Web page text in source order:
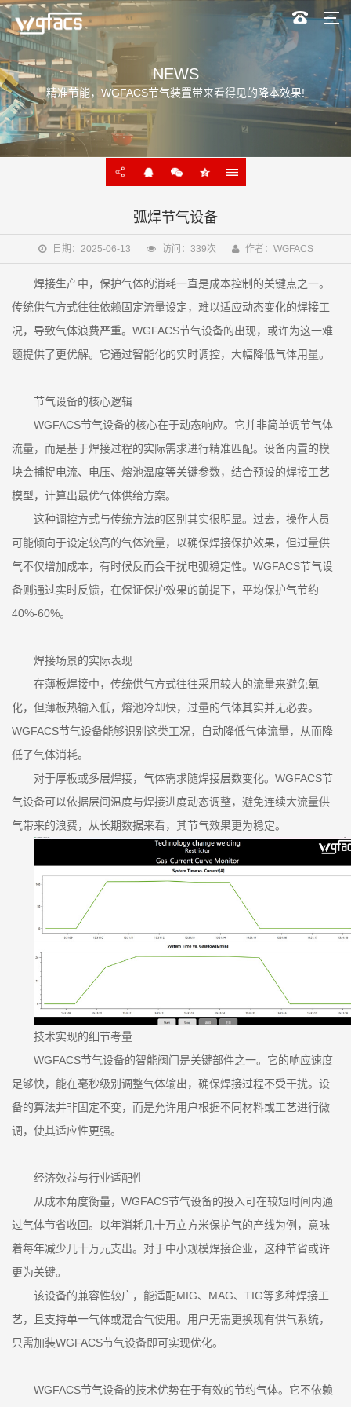
NEWS
精准节能，WGFACS节气装置带来看得见的降本效果!
弧焊节气设备
日期：2025-06-13 访问：339次 作者：WGFACS
焊接生产中，保护气体的消耗一直是成本控制的关键点之一。
传统供气方式往往依赖固定流量设定，难以适应动态变化的焊接工
况，导致气体浪费严重。WGFACS节气设备的出现，或许为这一难
题提供了更优解。它通过智能化的实时调控，大幅降低气体用量。
节气设备的核心逻辑
WGFACS节气设备的核心在于动态响应。它并非简单调节气体
流量，而是基于焊接过程的实际需求进行精准匹配。设备内置的模
块会捕捉电流、电压、熔池温度等关键参数，结合预设的焊接工艺
模型，计算出最优气体供给方案。
这种调控方式与传统方法的区别其实很明显。过去，操作人员
可能倾向于设定较高的气体流量，以确保焊接保护效果，但过量供
气不仅增加成本，有时候反而会干扰电弧稳定性。WGFACS节气设
备则通过实时反馈，在保证保护效果的前提下，平均保护气节约
40%-60%。
焊接场景的实际表现
在薄板焊接中，传统供气方式往往采用较大的流量来避免氧
化，但薄板热输入低，熔池冷却快，过量的气体其实并无必要。
WGFACS节气设备能够识别这类工况，自动降低气体流量，从而降
低了气体消耗。
对于厚板或多层焊接，气体需求随焊接层数变化。WGFACS节
气设备可以依据层间温度与焊接进度动态调整，避免连续大流量供
气带来的浪费，从长期数据来看，其节气效果更为稳定。
技术实现的细节考量
WGFACS节气设备的智能阀门是关键部件之一。它的响应速度
足够快，能在毫秒级别调整气体输出，确保焊接过程不受干扰。设
备的算法并非固定不变，而是允许用户根据不同材料或工艺进行微
调，使其适应性更强。
经济效益与行业适配性
从成本角度衡量，WGFACS节气设备的投入可在较短时间内通
过气体节省收回。以年消耗几十万立方米保护气的产线为例，意味
着每年减少几十万元支出。对于中小规模焊接企业，这种节省或许
更为关键。
该设备的兼容性较广，能适配MIG、MAG、TIG等多种焊接工
艺，且支持单一气体或混合气使用。用户无需更换现有供气系统，
只需加装WGFACS节气设备即可实现优化。
WGFACS节气设备的技术优势在于有效的节约气体。它不依赖